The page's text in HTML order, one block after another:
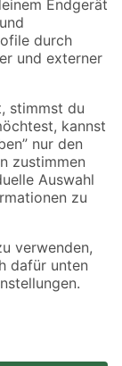
sind unter
beziehen
hier